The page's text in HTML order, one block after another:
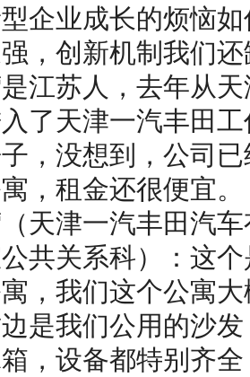
业成长的烦恼如
，创新机制我们
苏人，去年从天
了天津一汽丰田
，没想到，公司
，租金还很便宜。
津一汽丰田汽车
共关系科）：这
，我们这个公寓大
是我们公用的沙
，设备都特别齐